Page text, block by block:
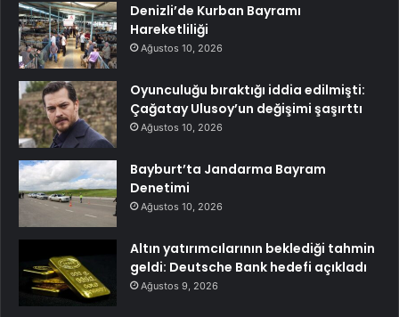
Denizli’de Kurban Bayramı
Hareketliliği
Ağustos 10, 2026
Oyunculuğu bıraktığı iddia edilmişti:
Çağatay Ulusoy’un değişimi şaşırttı
Ağustos 10, 2026
Bayburt’ta Jandarma Bayram
Denetimi
Ağustos 10, 2026
Altın yatırımcılarının beklediği tahmin
geldi: Deutsche Bank hedefi açıkladı
Ağustos 9, 2026